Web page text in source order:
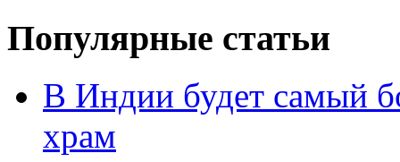
Популярные статьи
В Индии будет самый
храм